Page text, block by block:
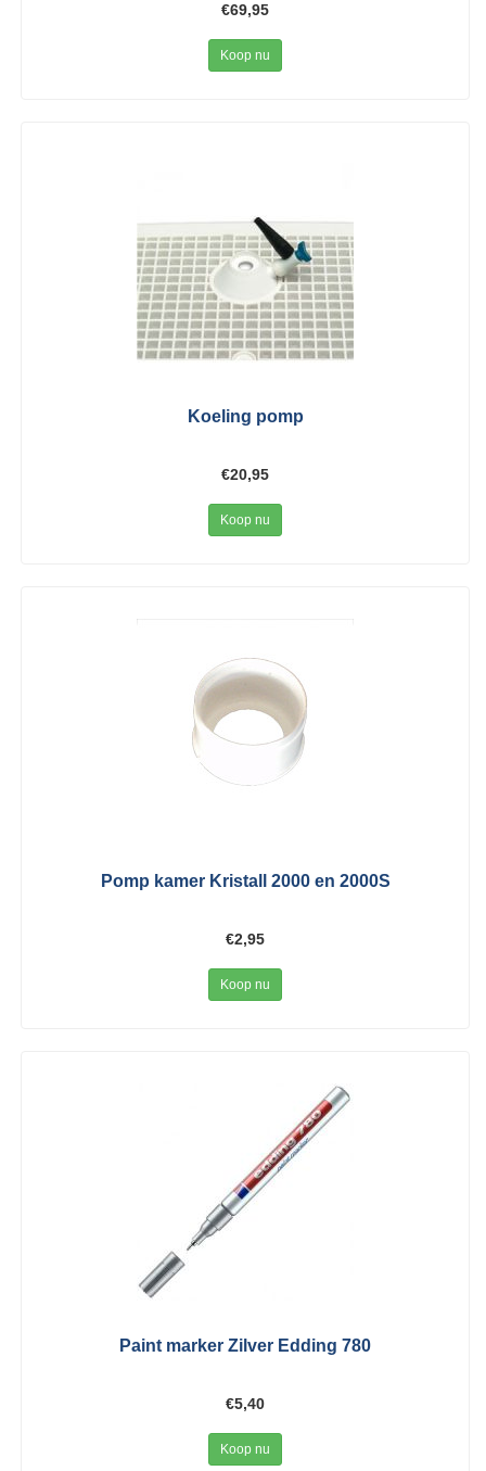
€69,95
Koop nu
Koeling pomp
€20,95
Koop nu
Pomp kamer Kristall 2000 en 2000S
€2,95
Koop nu
Paint marker Zilver Edding 780
€5,40
Koop nu